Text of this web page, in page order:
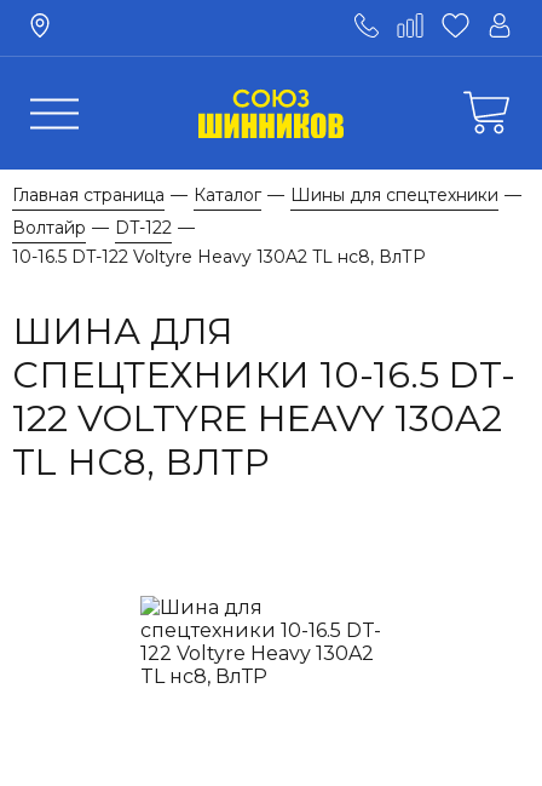
Главная страница — Каталог — Шины для спецтехники —
Волтайр — DT-122 —
10-16.5 DT-122 Voltyre Heavy 130A2 TL нс8, ВлТР
ШИНА ДЛЯ
СПЕЦТЕХНИКИ 10-16.5 DT-
122 VOLTYRE HEAVY 130A2
TL НС8, ВЛТР